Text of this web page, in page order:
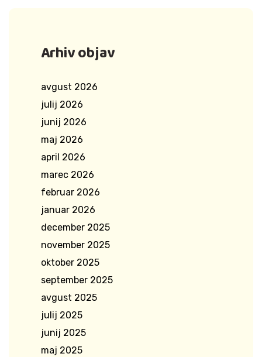
Arhiv objav
avgust 2026
julij 2026
junij 2026
maj 2026
april 2026
marec 2026
februar 2026
januar 2026
december 2025
november 2025
oktober 2025
september 2025
avgust 2025
julij 2025
junij 2025
maj 2025